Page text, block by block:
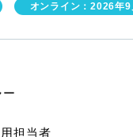
オンライン：2026年
担当者